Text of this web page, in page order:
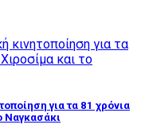
για τα 81 χρόνια
Ναγκασάκι